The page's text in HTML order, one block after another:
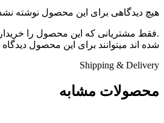
هیچ دیدگاهی برای این محصول نوشته
.فقط مشتریانی که این محصول را
شده اند میتوانند برای این محصول
Shipping & Delivery
محصولات مشابه